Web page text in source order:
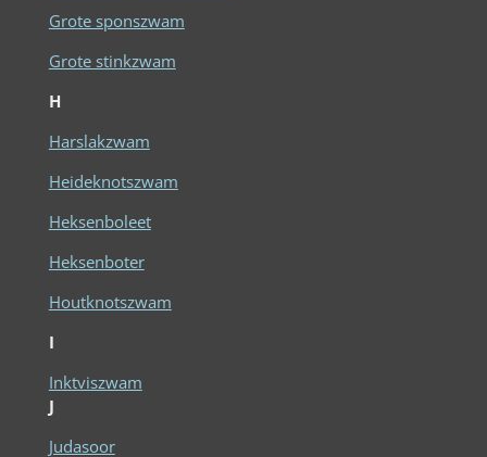
Grote sponszwam
Grote stinkzwam
H
Harslakzwam
Heideknotszwam
Heksenboleet
Heksenboter
Houtknotszwam
I
Inktviszwam
J
Judasoor